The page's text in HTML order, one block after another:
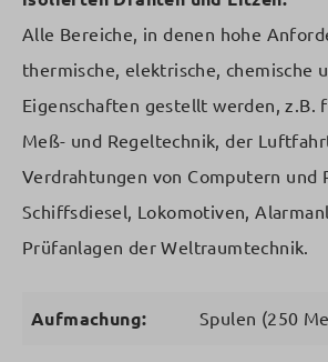
Alle Bereiche, in denen hohe
thermische, elektrische, chemische
Eigenschaften gestellt werden, z.B.
Meß- und Regeltechnik, der
Verdrahtungen von Computern und
Schiffsdiesel, Lokomotiven,
Prüfanlagen der Weltraumtechnik.
Aufmachung: Spulen (250